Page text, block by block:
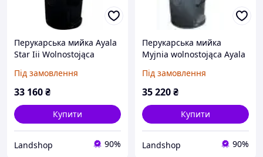
Перукарська мийка Ayala
Star Iii Wolnostojąca
Під замовлення
33 160₴
Купити
Landshop 90%
Перукарська мийка
Myjnia wolnostojąca Ayala
Під замовлення
35 220₴
Купити
Landshop 90%